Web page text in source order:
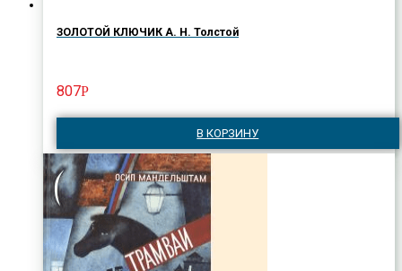
ЗОЛОТОЙ КЛЮЧИК А. Н. Толстой
807Р
В КОРЗИНУ